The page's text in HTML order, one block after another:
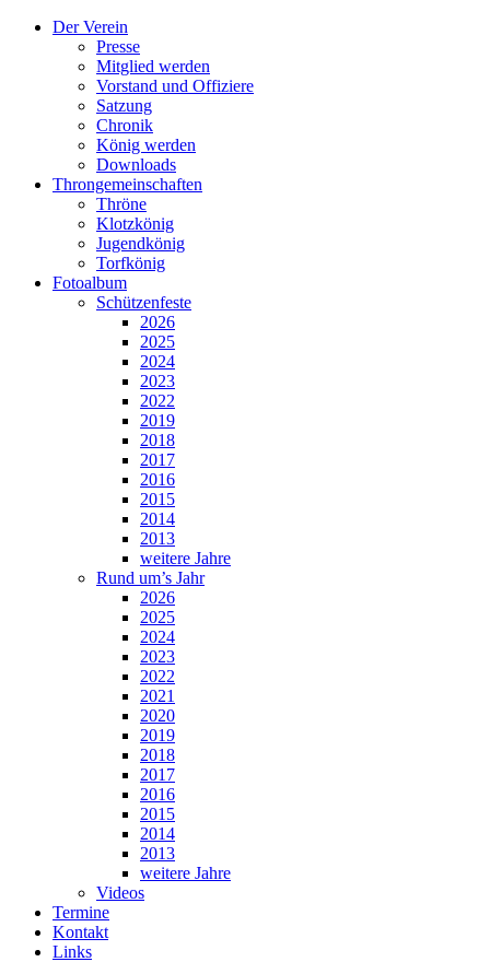
Der Verein
Presse
Mitglied werden
Vorstand und Offiziere
Satzung
Chronik
König werden
Downloads
Throngemeinschaften
Thröne
Klotzkönig
Jugendkönig
Torfkönig
Fotoalbum
Schützenfeste
2026
2025
2024
2023
2022
2019
2018
2017
2016
2015
2014
2013
weitere Jahre
Rund um’s Jahr
2026
2025
2024
2023
2022
2021
2020
2019
2018
2017
2016
2015
2014
2013
weitere Jahre
Videos
Termine
Kontakt
Links